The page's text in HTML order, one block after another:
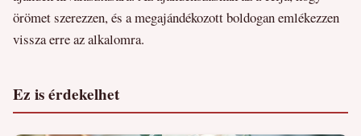
örömet szerezzen, és a megajándékozott boldogan emlékezzen
vissza erre az alkalomra.
Ez is érdekelhet